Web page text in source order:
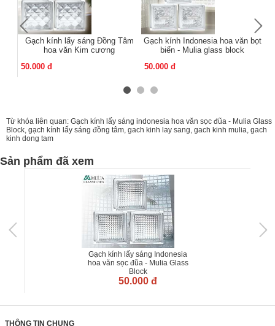
Gạch kính lấy sáng Đồng Tâm
hoa văn Kim cương
50.000 đ
Gạch kính Indonesia hoa văn bọt
biển - Mulia glass block
50.000 đ
Từ khóa liên quan: Gạch kính lấy sáng indonesia hoa văn sọc đũa - Mulia Glass
Block, gạch kính lấy sáng đồng tâm, gach kinh lay sang, gach kinh mulia, gach
kinh dong tam
Sản phẩm đã xem
Gạch kính lấy sáng Indonesia
hoa văn sọc đũa - Mulia Glass
Block
50.000 đ
THÔNG TIN CHUNG